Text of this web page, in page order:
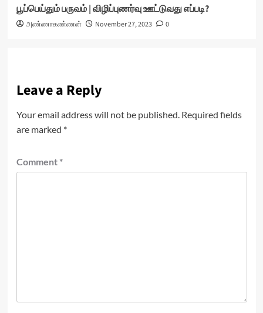
பூப்பெய்தும் பருவம் | விழிப்புணர்வு ஊட்டுவது எப்படி?
அண்ணாகண்ணன் November 27, 2023 0
Leave a Reply
Your email address will not be published. Required fields
are marked *
Comment *